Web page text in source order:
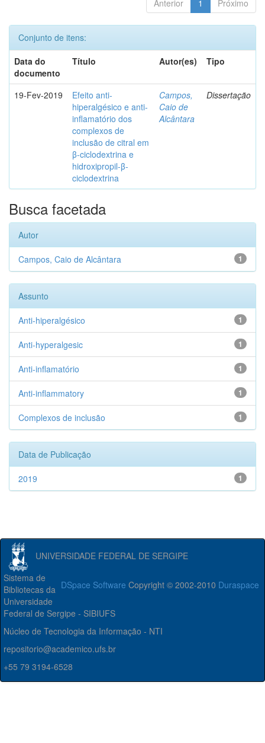
Anterior 1 Próximo
Conjunto de itens:
Data do
documento
Título Autor(es) Tipo
19-Fev-2019
Efeito anti-
hiperalgésico e anti-
inflamatório dos
complexos de
inclusão de citral em
β-ciclodextrina e
hidroxipropil-β-
ciclodextrina
Campos,
Caio de
Alcântara
Dissertação
Busca facetada
Autor
1
Campos, Caio de Alcântara
Assunto
1
Anti-hiperalgésico
1
Anti-hyperalgesic
1
Anti-inflamatório
1
Anti-inflammatory
1
Complexos de inclusão
Data de Publicação
1
2019
UNIVERSIDADE FEDERAL DE SERGIPE
DSpace Software Copyright © 2002-2010 Duraspace
Sistema de
Bibliotecas da
Universidade
Federal de Sergipe - SIBIUFS
Núcleo de Tecnologia da Informação - NTI
repositorio@academico.ufs.br
+55 79 3194-6528